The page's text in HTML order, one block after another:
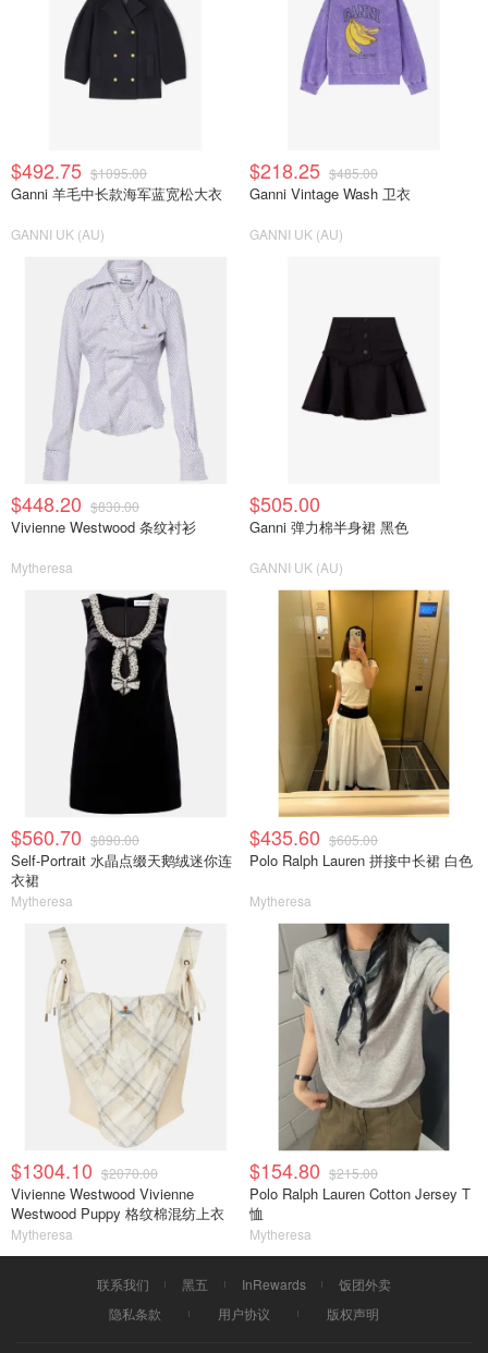
$492.75 $1095.00
Ganni 羊毛中长款海军蓝宽松大衣
GANNI UK (AU)
$218.25 $485.00
Ganni Vintage Wash 卫衣
GANNI UK (AU)
$448.20 $830.00
Vivienne Westwood 条纹衬衫
Mytheresa
$505.00
Ganni 弹力棉半身裙 黑色
GANNI UK (AU)
$560.70 $890.00
Self-Portrait 水晶点缀天鹅绒迷你连
衣裙
Mytheresa
$435.60 $605.00
Polo Ralph Lauren 拼接中长裙 白色
Mytheresa
$1304.10 $2070.00
Vivienne Westwood Vivienne
Westwood Puppy 格纹棉混纺上衣
Mytheresa
$154.80 $215.00
Polo Ralph Lauren Cotton Jersey T
恤
Mytheresa
联系我们 黑五 InRewards
饭团外卖
隐私条款
用户协议 版权声明